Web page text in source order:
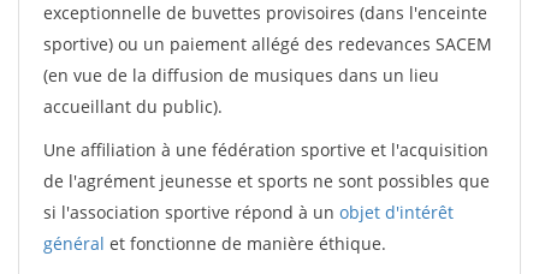
exceptionnelle de buvettes provisoires (dans l'enceinte
sportive) ou un paiement allégé des redevances SACEM
(en vue de la diffusion de musiques dans un lieu
accueillant du public).
Une affiliation à une fédération sportive et l'acquisition
de l'agrément jeunesse et sports ne sont possibles que
si l'association sportive répond à un objet d'intérêt
général et fonctionne de manière éthique.